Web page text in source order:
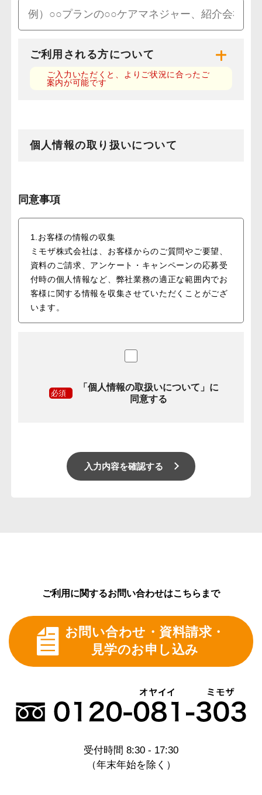
ご利用される方について
ご入力いただくと、よりご状況に合ったご
案内が可能です
個人情報の取り扱いについて
同意事項
1.お客様の情報の収集
ミモザ株式会社は、お客様からのご質問やご要望、
資料のご請求、アンケート・キャンペーンの応募受
付時の個人情報など、弊社業務の適正な範囲内でお
客様に関する情報を収集させていただくことがござ
います。
2.お客様情報の管理
もって管理させていただきます。
業務活動の範囲内において業務委託先にお客様の個
ないよう最大限の努力を図ります。
3.お客様情報の開示・提供
・お客様が同意された場合
・法令や訴訟手続きで要請される場合
容などのご案内、事業運営上のアンケートのお願い
また、Webサーバーのログによって自動的に収集さ
れた情報は、弊社ホームページの状態の把握や安全
性の管理、その他、充実したホームページ運営のた
めに用いられます。
当サイトやミモザ株式会社にご連絡いただいたお客
様には、業務上適正な内容について、Eメールや郵
便・電話等によってご連絡させていただくことがあ
尚、お客様から弊社にご連絡いただくことで、いつ
でも、こうしたコンタクトを停止することができま
必須
「個人情報の取扱いについて」に
同意する
ご利用に関するお問い合わせはこちらまで
お問い合わせ・資料請求・
見学のお申し込み
受付時間 8:30 - 17:30
（年末年始を除く）